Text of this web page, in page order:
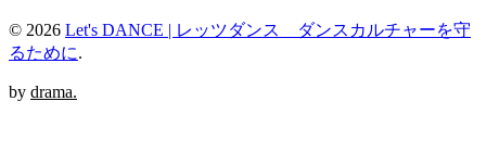
© 2026 Let's DANCE | レッツダンス ダンスカルチャーを守
るために.
by drama.